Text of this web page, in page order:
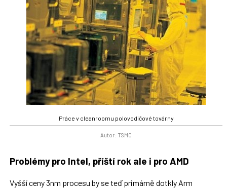
Práce v cleanroomu polovodičové továrny
Autor: TSMC
Problémy pro Intel, příští rok ale i pro AMD
Vyšší ceny 3nm procesu by se teď primárně dotkly Arm